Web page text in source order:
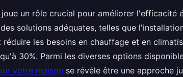
un rôle crucial pour améliorer l'efficacité
solutions adéquates, telles que
les besoins en chauffage et en
30%. Parmi les diverses options
votre maison se révèle être une approche